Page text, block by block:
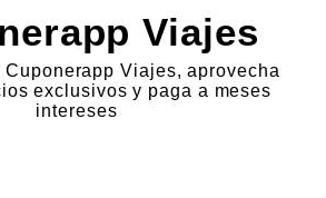
Viajes
Viajes, aprovecha
exclusivos y paga a meses
intereses